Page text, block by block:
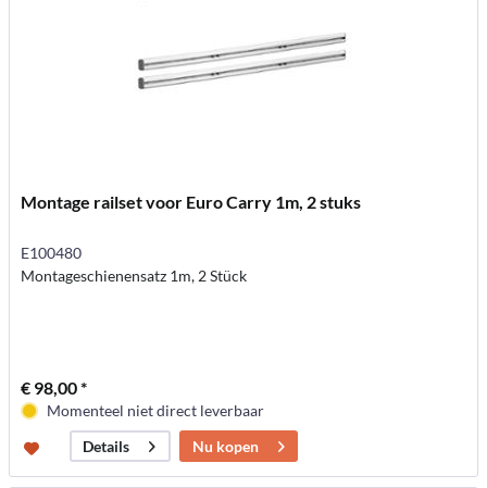
Montage railset voor Euro Carry 1m, 2 stuks
E100480
Montageschienensatz 1m, 2 Stück
€ 98,00 *
Momenteel niet direct leverbaar
Details
Nu kopen